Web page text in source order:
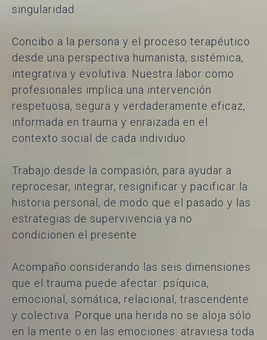
singularidad.
Concibo a la persona y el proceso terapéutico
desde una perspectiva humanista, sistémica,
integrativa y evolutiva. Nuestra labor como
profesionales implica una intervención
respetuosa, segura y verdaderamente eficaz,
informada en trauma y enraizada en el
contexto social de cada individuo.
Trabajo desde la compasión, para ayudar a
reprocesar, integrar, resignificar y pacificar la
historia personal, de modo que el pasado y las
estrategias de supervivencia ya no
condicionen el presente.
Acompaño considerando las seis dimensiones
que el trauma puede afectar: psíquica,
emocional, somática, relacional, trascendente
y colectiva. Porque una herida no se aloja sólo
en la mente o en las emociones: atraviesa toda